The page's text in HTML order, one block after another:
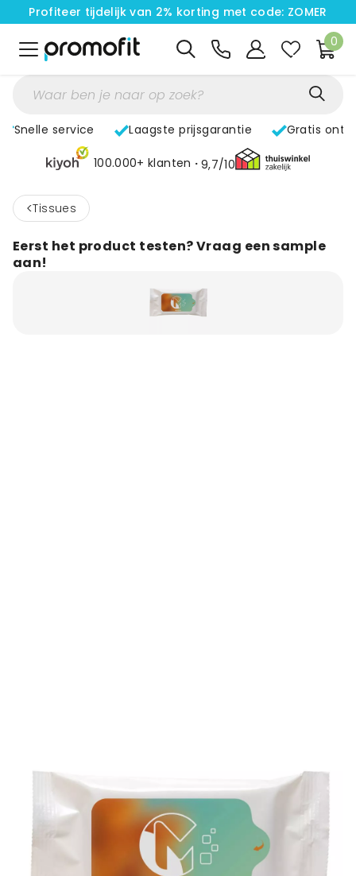
Profiteer tijdelijk van 2% korting met code: ZOMER
0
Snelle service Laagste prijsgarantie Gratis
100.000+ klanten 9,7/10
< Tissues
Eerst het product testen? Vraag een sample
aan!